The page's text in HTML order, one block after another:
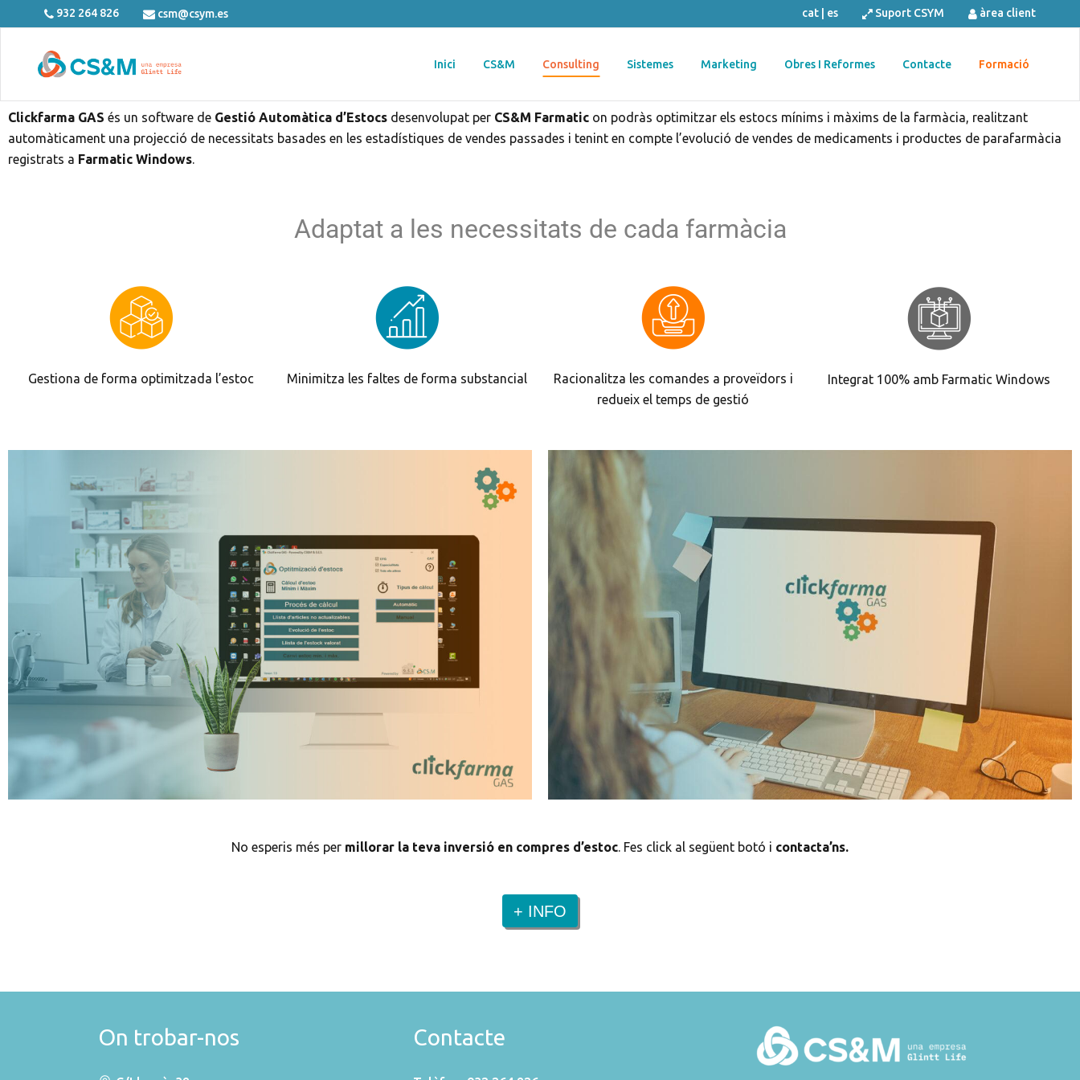
932 264 826 csm@csym.es cat| es Suport CSYM àrea client
Inici CS&M Consulting Sistemes Marketing Obres I Reformes Contacte Formació
Clickfarma GAS és un software de Gestió Automàtica d’Estocs desenvolupat per CS&M Farmatic on podràs optimitzar els estocs mínims i màxims de la farmàcia, realitzant
automàticament una projecció de necessitats basades en les estadístiques de vendes passades i tenint en compte l’evolució de vendes de medicaments i productes de parafarmàcia
registrats a Farmatic Windows.
Adaptat a les necessitats de cada farmàcia
Gestiona de forma optimitzada l’estoc Minimitza les faltes de forma substancial
Racionalitza les comandes a proveïdors i
redueix el temps de gestió
Integrat 100% amb Farmatic Windows
No esperis més per millorar la teva inversió en compres d’estoc. Fes click al següent botó i contacta’ns.
+ INFO
On trobar-nos Contacte